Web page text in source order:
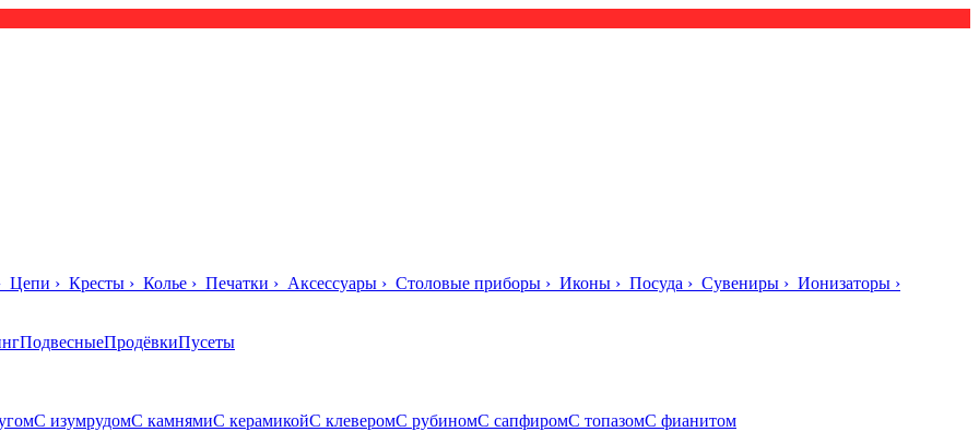
Цепи › Кресты › Колье › Печатки › Аксессуары › Столовые приборы › Иконы › Посуда › Сувениры › Ионизаторы ›
ПодвесныеПродёвкиПусеты
С изумрудомС камнямиС керамикойС клеверомС рубиномС сапфиромС топазомС фианитом